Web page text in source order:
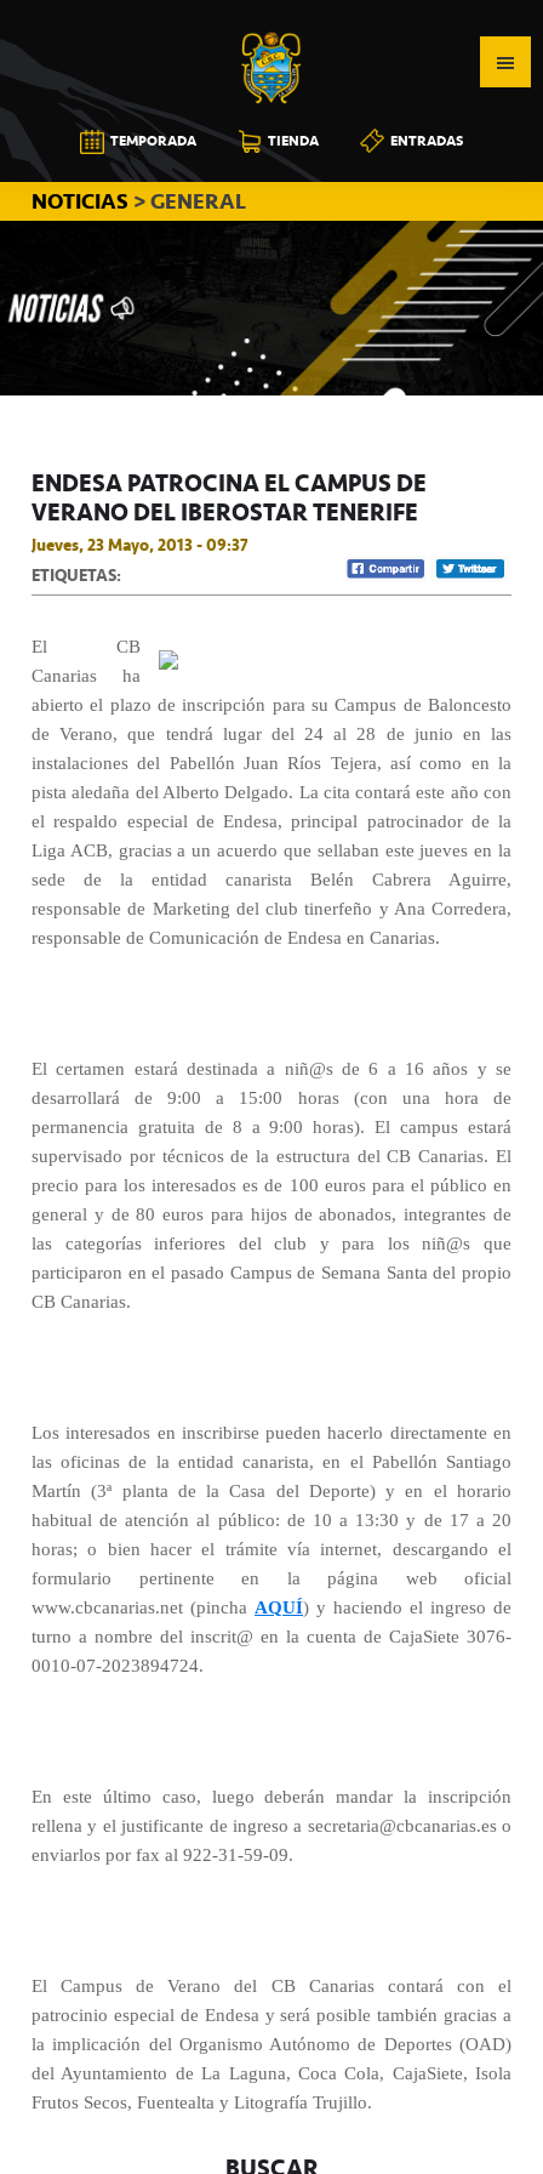
a
la
navegación
principal
al
contenido
principal
a
la
barra
lateral
principal
CB
CANARIAS
TEMPORADA TIENDA ENTRADAS
NOTICIAS > GENERAL
ENDESA PATROCINA EL CAMPUS DE
VERANO DEL IBEROSTAR TENERIFE
Jueves, 23 Mayo, 2013 - 09:37
ETIQUETAS:
El CB
Canarias ha
abierto el plazo de inscripción para su Campus de Baloncesto
de Verano, que tendrá lugar del 24 al 28 de junio en las
instalaciones del Pabellón Juan Ríos Tejera, así como en la
pista aledaña del Alberto Delgado. La cita contará este año con
el respaldo especial de Endesa, principal patrocinador de la
Liga ACB, gracias a un acuerdo que sellaban este jueves en la
sede de la entidad canarista Belén Cabrera Aguirre,
responsable de Marketing del club tinerfeño y Ana Corredera,
responsable de Comunicación de Endesa en Canarias.
El certamen estará destinada a niñ@s de 6 a 16 años y se
desarrollará de 9:00 a 15:00 horas (con una hora de
permanencia gratuita de 8 a 9:00 horas). El campus estará
supervisado por técnicos de la estructura del CB Canarias. El
precio para los interesados es de 100 euros para el público en
general y de 80 euros para hijos de abonados, integrantes de
las categorías inferiores del club y para los niñ@s que
participaron en el pasado Campus de Semana Santa del propio
CB Canarias.
Los interesados en inscribirse pueden hacerlo directamente en
las oficinas de la entidad canarista, en el Pabellón Santiago
Martín (3ª planta de la Casa del Deporte) y en el horario
habitual de atención al público: de 10 a 13:30 y de 17 a 20
horas; o bien hacer el trámite vía internet, descargando el
formulario pertinente en la página web oficial
www.cbcanarias.net (pincha AQUÍ) y haciendo el ingreso de
turno a nombre del inscrit@ en la cuenta de CajaSiete 3076-
0010-07-2023894724.
En este último caso, luego deberán mandar la inscripción
rellena y el justificante de ingreso a secretaria@cbcanarias.es o
enviarlos por fax al 922-31-59-09.
El Campus de Verano del CB Canarias contará con el
patrocinio especial de Endesa y será posible también gracias a
la implicación del Organismo Autónomo de Deportes (OAD)
del Ayuntamiento de La Laguna, Coca Cola, CajaSiete, Isola
Frutos Secos, Fuentealta y Litografía Trujillo.